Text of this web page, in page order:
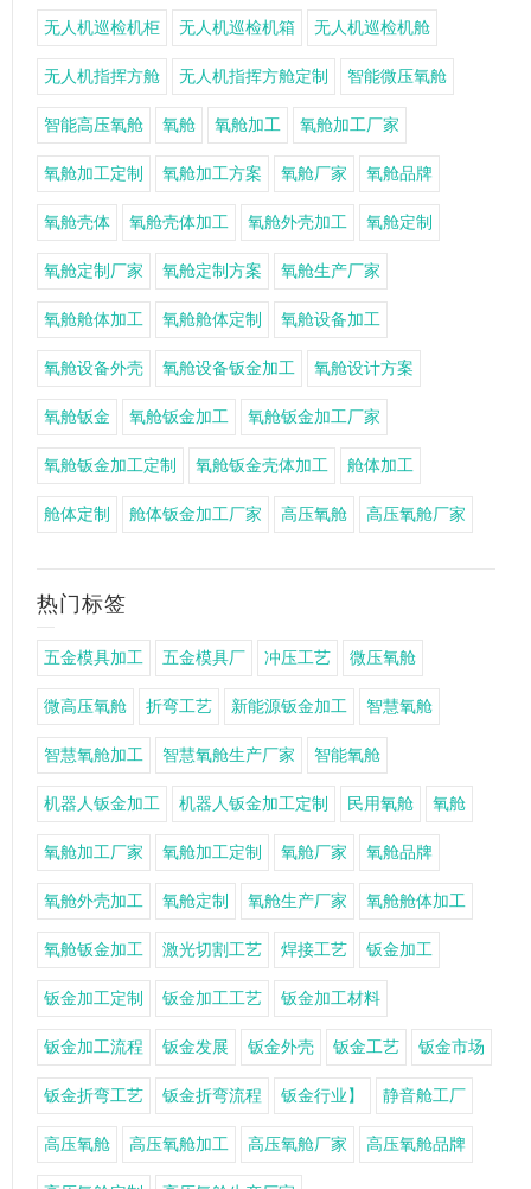
无人机巡检机柜 无人机巡检机箱 无人机巡检机舱
无人机指挥方舱 无人机指挥方舱定制 智能微压氧舱
智能高压氧舱 氧舱 氧舱加工 氧舱加工厂家
氧舱加工定制 氧舱加工方案 氧舱厂家 氧舱品牌
氧舱壳体 氧舱壳体加工 氧舱外壳加工 氧舱定制
氧舱定制厂家 氧舱定制方案 氧舱生产厂家
氧舱舱体加工 氧舱舱体定制 氧舱设备加工
氧舱设备外壳 氧舱设备钣金加工 氧舱设计方案
氧舱钣金 氧舱钣金加工 氧舱钣金加工厂家
氧舱钣金加工定制 氧舱钣金壳体加工 舱体加工
舱体定制 舱体钣金加工厂家 高压氧舱 高压氧舱厂家
热门标签
五金模具加工 五金模具厂 冲压工艺 微压氧舱
微高压氧舱 折弯工艺 新能源钣金加工 智慧氧舱
智慧氧舱加工 智慧氧舱生产厂家 智能氧舱
机器人钣金加工 机器人钣金加工定制 民用氧舱 氧舱
氧舱加工厂家 氧舱加工定制 氧舱厂家 氧舱品牌
氧舱外壳加工 氧舱定制 氧舱生产厂家 氧舱舱体加工
氧舱钣金加工 激光切割工艺 焊接工艺 钣金加工
钣金加工定制 钣金加工工艺 钣金加工材料
钣金加工流程 钣金发展 钣金外壳 钣金工艺 钣金市场
钣金折弯工艺 钣金折弯流程 钣金行业】 静音舱工厂
高压氧舱 高压氧舱加工 高压氧舱厂家 高压氧舱品牌